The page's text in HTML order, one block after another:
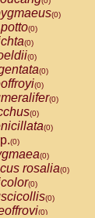
(0)
(0)
(0)
(0)
(0)
(0)
(0)
(0)
(0)
(0)
(0)
rosalia(0)
(0)
(0)
(0)